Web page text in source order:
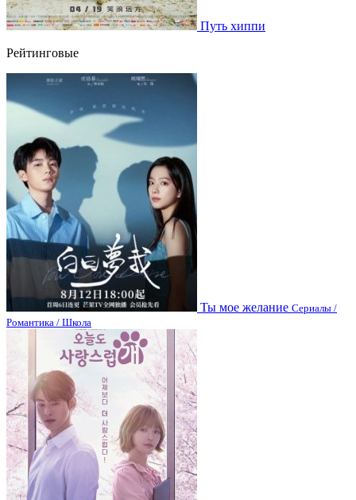
Путь хиппи
Рейтинговые
Ты мое желание Сериалы /
Романтика / Школа